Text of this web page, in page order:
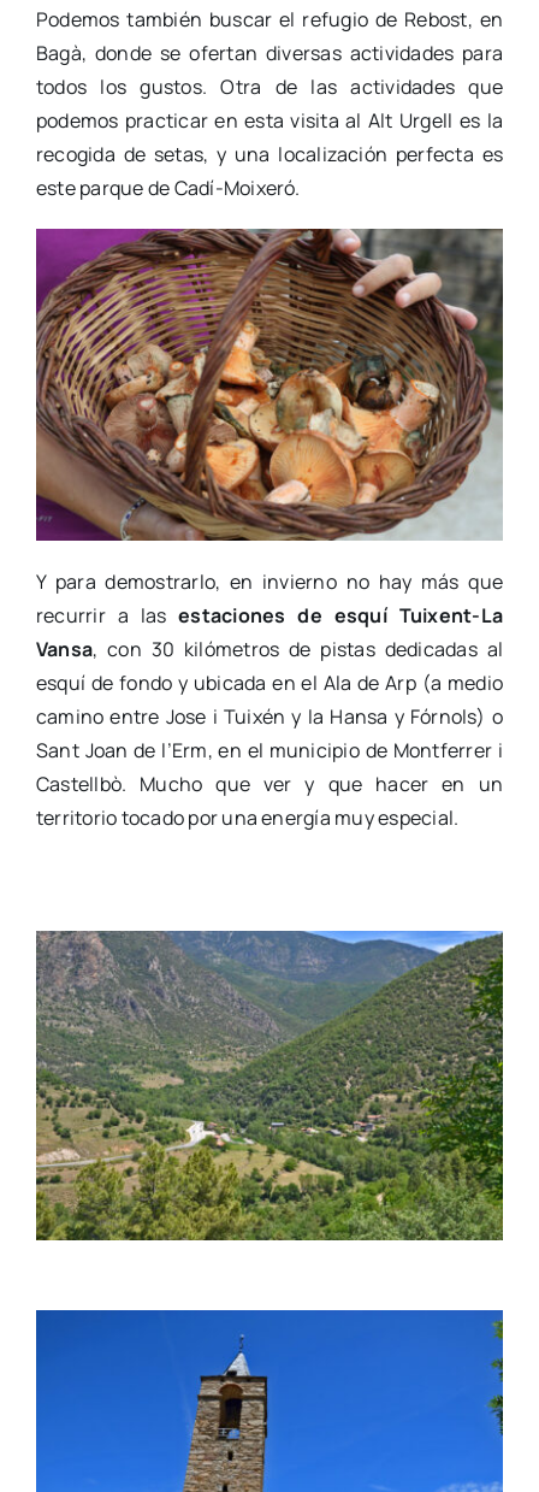
Podemos también buscar el refugio de Rebost, en
Bagà, donde se ofertan diversas actividades para
todos los gustos. Otra de las actividades que
podemos practicar en esta visita al Alt Urgell es la
recogida de setas, y una localización perfecta es
este parque de Cadí-Moixeró.
Y para demostrarlo, en invierno no hay más que
recurrir a lasestaciones de esquí Tuixent-La
Vansa, con 30 kilómetros de pistas dedicadas al
esquí de fondo y ubicada en el Ala de Arp (a medio
camino entre Jose i Tuixén y la Hansa y Fórnols) o
Sant Joan de l’Erm, en el municipio de Montferrer i
Castellbò. Mucho que ver y que hacer en un
territorio tocado por una energía muy especial.